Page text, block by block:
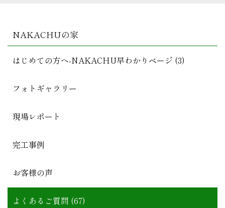
NAKACHUの家
はじめての方へ-NAKACHU早わかりページ (3)
フォトギャラリー
現場レポート
完工事例
お客様の声
よくあるご質問 (67)